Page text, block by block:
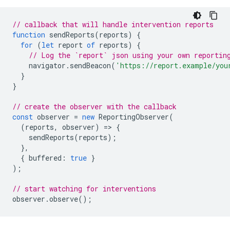
// callback that will handle intervention reports
function sendReports(reports)
{
for (let report of reports)
{
// Log the `report` json using your own
navigator . sendBeacon( 'https://report.example/
}
}
// create the observer with the callback
const observer = new ReportingObserver(
(reports, observer) => {
sendReports(reports);
},
{ buffered : true }
);
// start watching for interventions
observer .observe();